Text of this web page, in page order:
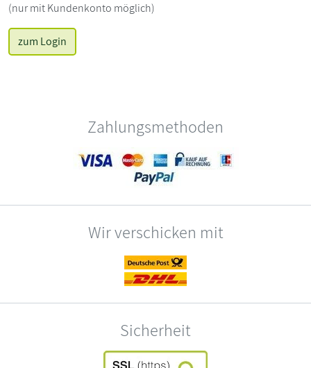
(nur mit Kundenkonto möglich)
zum Login
Zahlungsmethoden
Wir verschicken mit
Sicherheit